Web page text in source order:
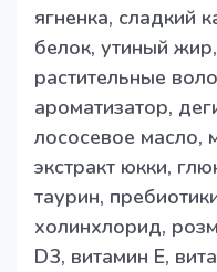
ягненка, сладкий
белок, утиный
растительные
ароматизатор,
лососевое масло,
экстракт юкки,
таурин,
холинхлорид,
D3, витамин Е,